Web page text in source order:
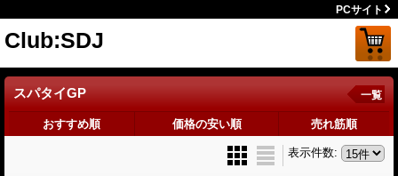
PCサイト
Club:SDJ
スパタイGP 一覧
おすすめ順 価格の安い順 売れ筋順
表示件数: